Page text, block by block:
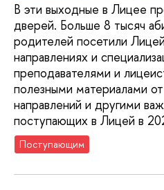
В эти выходные в Лицее
дверей. Больше 8 тысяч
родителей посетили
направлениях и
преподавателями и
полезными материалами
направлений и другими
поступающих в Лицей в
Поступающим